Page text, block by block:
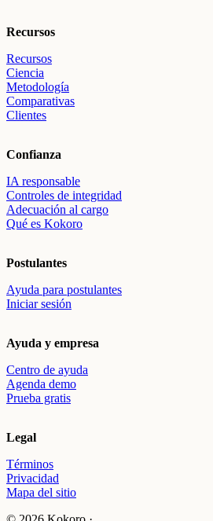
Recursos
Recursos
Ciencia
Metodología
Comparativas
Clientes
Confianza
IA responsable
Controles de integridad
Adecuación al cargo
Qué es Kokoro
Postulantes
Ayuda para postulantes
Iniciar sesión
Ayuda y empresa
Centro de ayuda
Agenda demo
Prueba gratis
Legal
Términos
Privacidad
Mapa del sitio